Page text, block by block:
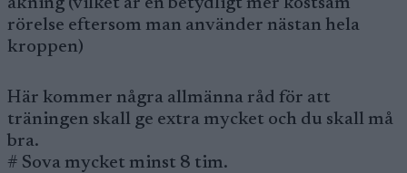
åkning (vilket är en betydligt mer kostsam
rörelse eftersom man använder nästan hela
kroppen)
Här kommer några allmänna råd för att
träningen skall ge extra mycket och du skall må
bra.
# Sova mycket minst 8 tim.